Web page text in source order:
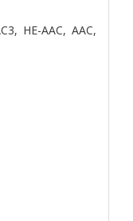
HE-AAC, AAC,